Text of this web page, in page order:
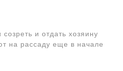
и отдать хозяину
на рассаду еще в начале